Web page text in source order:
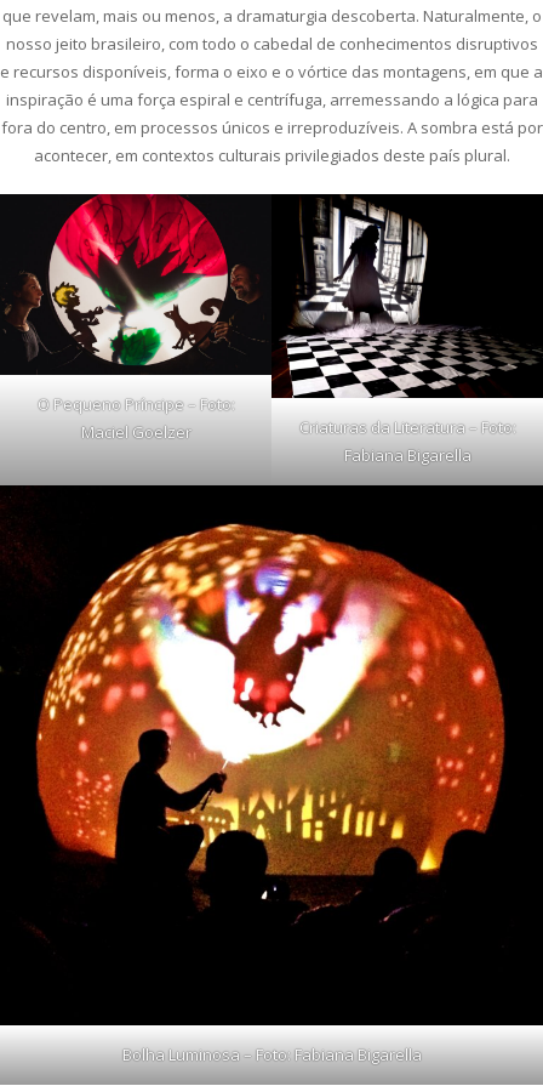
que revelam, mais ou menos, a dramaturgia descoberta. Naturalmente, o
nosso jeito brasileiro, com todo o cabedal de conhecimentos disruptivos
e recursos disponíveis, forma o eixo e o vórtice das montagens, em que a
inspiração é uma força espiral e centrífuga, arremessando a lógica para
fora do centro, em processos únicos e irreproduzíveis. A sombra está por
acontecer, em contextos culturais privilegiados deste país plural.
O Pequeno Príncipe – Foto:
Maciel Goelzer
Criaturas da Literatura – Foto:
Fabiana Bigarella
Bolha Luminosa – Foto: Fabiana Bigarella